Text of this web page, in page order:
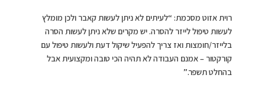
רוית אזוט מסכמת: “לעיתים לא ניתן לעשות קאבר ולכן מומלץ
לעשות טיפול לייזר להסרה. יש מקרים שלא ניתן לעשות הסרה
בלייזר/חומצות ואז צריך להפעיל שיקול דעת ולעשות טיפול עם
קורקטור – אמנם העבודה לא תהיה הכי טובה ומקצועית אבל
בהחלט תשפר.”